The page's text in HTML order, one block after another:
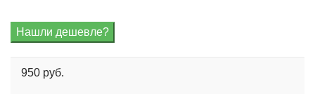
950 руб.